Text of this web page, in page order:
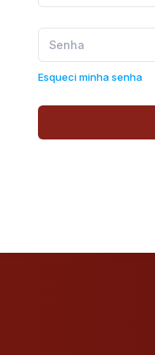
Esqueci minha senha